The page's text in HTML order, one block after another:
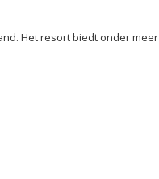
Het resort biedt onder meer